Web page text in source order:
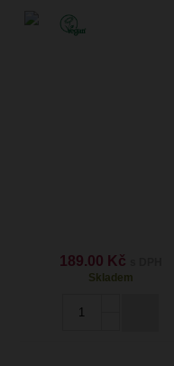
189.00 Kč
Skladem